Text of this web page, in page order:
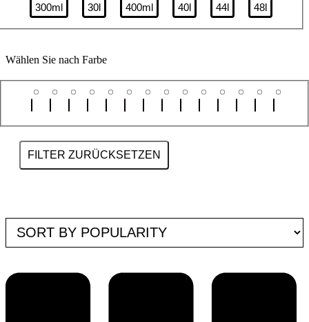
300ml 30l 400ml 40l 44l 48l
Wählen Sie nach Farbe
FILTER ZURÜCKSETZEN